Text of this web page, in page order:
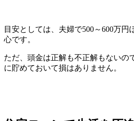
目安としては、夫婦で500～600万
心です。
ただ、頭金は正解も不正解もないの
に貯めておいて損はありません。